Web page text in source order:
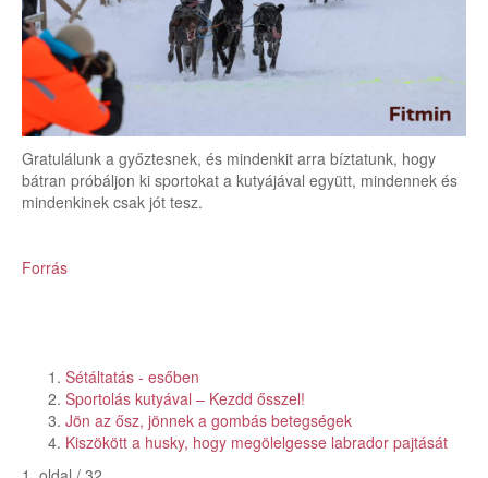
Gratulálunk a győztesnek, és mindenkit arra bíztatunk, hogy
bátran próbáljon ki sportokat a kutyájával együtt, mindennek és
mindenkinek csak jót tesz.
Forrás
Sétáltatás - esőben
Sportolás kutyával – Kezdd ősszel!
Jön az ősz, jönnek a gombás betegségek
Kiszökött a husky, hogy megölelgesse labrador pajtását